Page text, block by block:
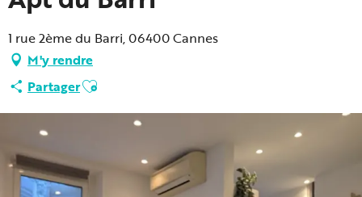
1 rue 2ème du Barri, 06400 Cannes
M'y rendre
PartagerAjouter aux favoris